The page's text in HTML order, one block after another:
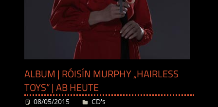
ALBUM | RÓISÍN MURPHY „HAIRLESS
TOYS“ | AB HEUTE
08/05/2015 Desiree
CD's